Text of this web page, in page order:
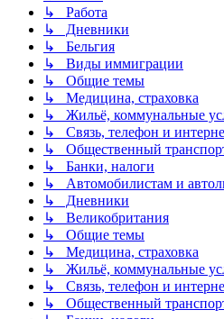
↳ Работа
↳ Дневники
↳ Бельгия
↳ Виды иммиграции
↳ Общие темы
↳ Медицина, страховка
↳ Жильё, коммунальные
↳ Связь, телефон и
↳ Общественный
↳ Банки, налоги
↳ Автомобилистам и
↳ Дневники
↳ Великобритания
↳ Общие темы
↳ Медицина, страховка
↳ Жильё, коммунальные
↳ Связь, телефон и
↳ Общественный